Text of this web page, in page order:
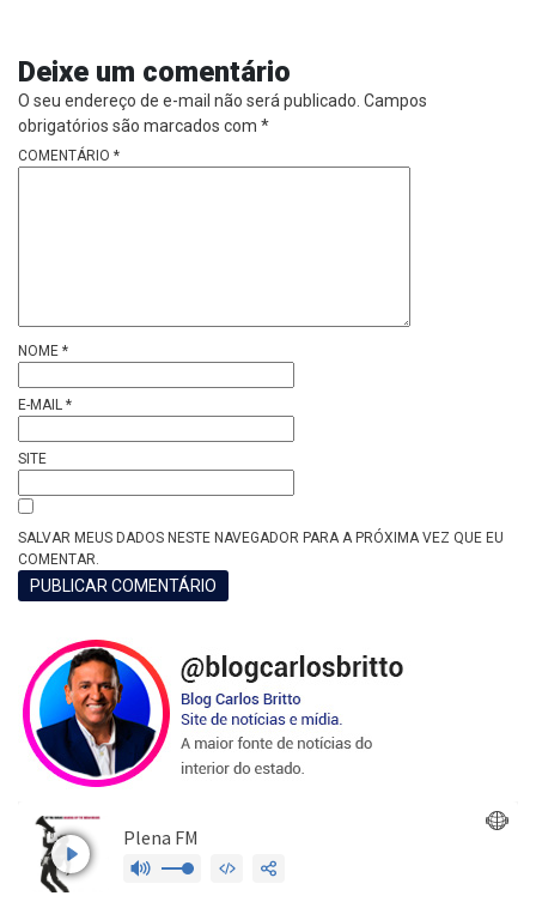
Deixe um comentário
O seu endereço de e-mail não será publicado. Campos
obrigatórios são marcados com *
COMENTÁRIO *
NOME *
E-MAIL *
SITE
SALVAR MEUS DADOS NESTE NAVEGADOR PARA A PRÓXIMA VEZ QUE EU
COMENTAR.